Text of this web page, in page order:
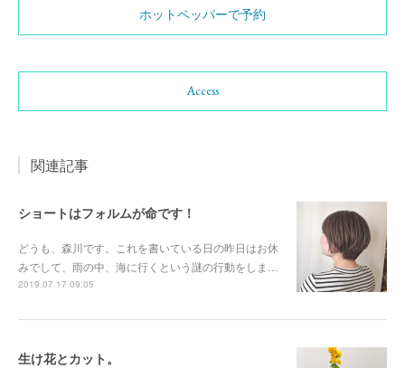
ホットペッパーで予約
Access
関連記事
ショートはフォルムが命です！
どうも、森川です。これを書いている日の昨日はお休
みでして、雨の中、海に行くという謎の行動をしま…
2019.07.17 09:05
生け花とカット。